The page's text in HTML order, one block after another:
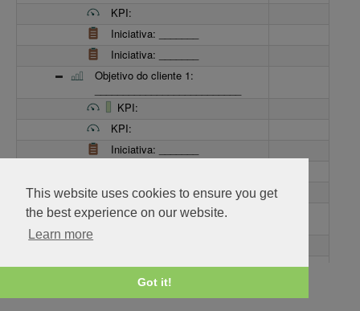
This website uses cookies to ensure you get
the best experience on our website.
Learn more
Got it!
KPI:
Iniciativa: _______
Iniciativa: _______
Objetivo do cliente 1:
KPI:
KPI:
Iniciativa: _______
Perspetiva de Processo Interno
Objetivo interno 1 :
KPI:
Iniciativa: _______